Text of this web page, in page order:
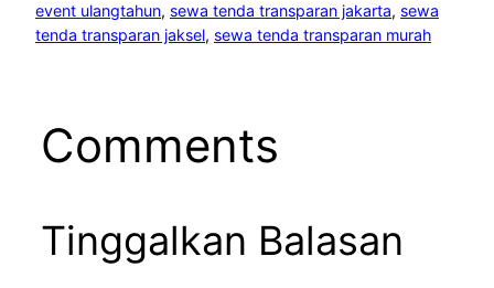
event ulangtahun, sewa tenda transparan jakarta, sewa
tenda transparan jaksel, sewa tenda transparan murah
Comments
Tinggalkan Balasan